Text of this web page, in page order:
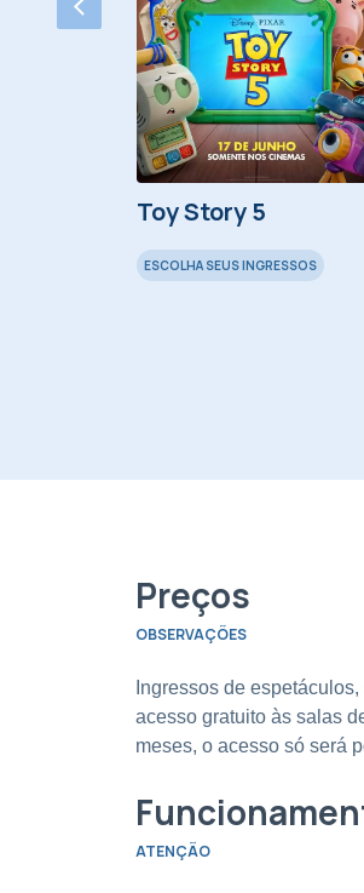
Toy Story 5
ESCOLHA SEUS INGRESSOS
Preços
OBSERVAÇÕES
Ingressos de
acesso gratuito às salas
meses, o acesso só será
ATENÇÃO